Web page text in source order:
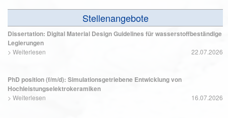
Stellenangebote
Dissertation: Digital Material Design Guidelines für wasserstoffbeständige
Legierungen
> Weiterlesen 22.07.2026
PhD position (f/m/d): Simulationsgetriebene Entwicklung von
Hochleistungselektrokeramiken
> Weiterlesen 16.07.2026